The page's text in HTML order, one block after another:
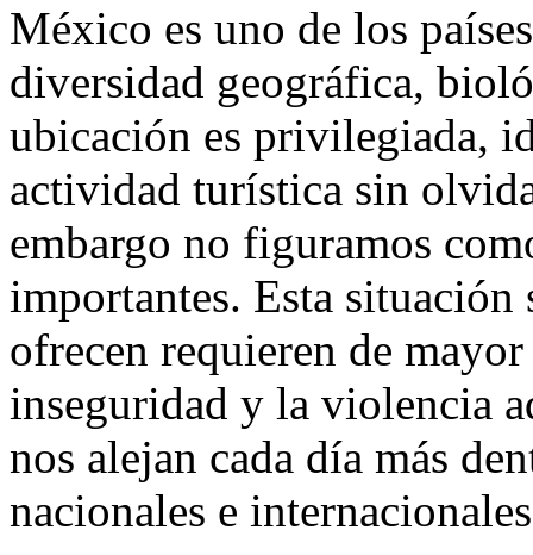
México es uno de los
diversidad geográfica,
ubicación es privilegiada,
actividad turística sin
embargo no figuramos
importantes. Esta situación
ofrecen requieren de
inseguridad y la violencia
nos alejan cada día más
nacionales e